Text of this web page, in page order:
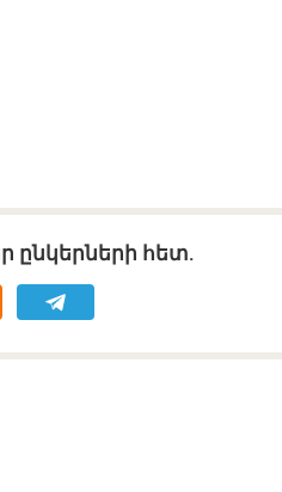
ընկերների հետ.